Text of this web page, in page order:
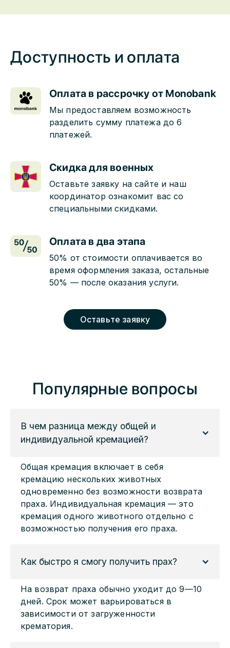
Доступность и оплата
Оставьте заявку
Оплата в рассрочку от Monobank
Мы предоставляем возможность
разделить сумму платежа до 6
платежей.
Скидка для военных
Оставьте заявку на сайте и наш
координатор ознакомит вас со
специальными скидками.
Оплата в два этапа
50% от стоимости оплачивается во
время оформления заказа, остальные
50% — после оказания услуги.
Популярные вопросы
В чем разница между общей и
индивидуальной кремацией?
Общая кремация включает в себя
кремацию нескольких животных
одновременно без возможности возврата
праха. Индивидуальная кремация — это
кремация одного животного отдельно с
возможностью получения его праха.
Как быстро я смогу получить прах?
На возврат праха обычно уходит до 9—10
дней. Срок может варьироваться в
зависимости от загруженности
крематория.